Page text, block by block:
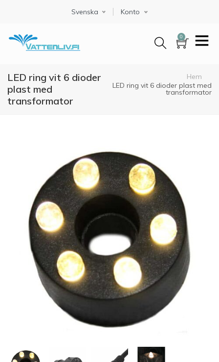
Select your language
Svenska Konto
0
LED ring vit 6 dioder
plast med
transformator
Länkstig
Hem
LED ring vit 6 dioder plast med
transformator